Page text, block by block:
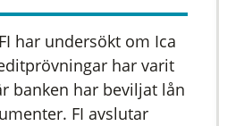
FI har undersökt om Ica
har varit
banken har beviljat lån
FI avslutar